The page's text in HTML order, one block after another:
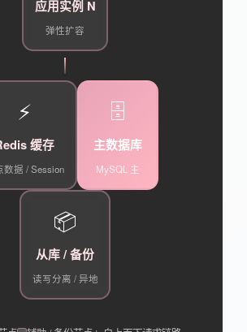
应用实例 N
弹性扩容
⚡
缓存
数据 / Session
🗄️
主数据库
MySQL 主
📦
从库 / 备份
读写分离 / 异地